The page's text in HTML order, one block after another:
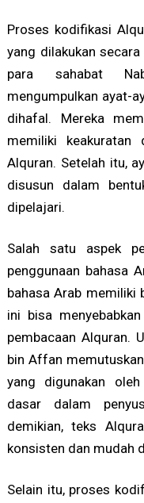
Proses kodifikasi
yang dilakukan
para sahabat
mengumpulkan ayat-
dihafal. Mereka
memiliki keakuratan
Alquran. Setelah itu,
disusun dalam
dipelajari.
Salah satu aspek
penggunaan bahasa
bahasa Arab memiliki
ini bisa
pembacaan Alquran.
bin Affan
yang digunakan
dasar dalam
demikian, teks
konsisten dan mudah
Selain itu, proses